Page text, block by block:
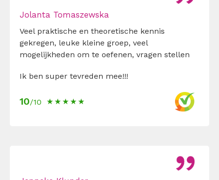
Jolanta Tomaszewska
Veel praktische en theoretische kennis
gekregen, leuke kleine groep, veel
mogelijkheden om te oefenen, vragen stellen
Ik ben super tevreden mee!!!
10/10